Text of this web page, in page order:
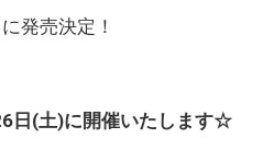
発売決定！
日(土)に開催いたします☆